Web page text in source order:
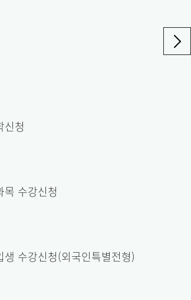
신청
수강신청
생 수강신청(외국인특별전형)